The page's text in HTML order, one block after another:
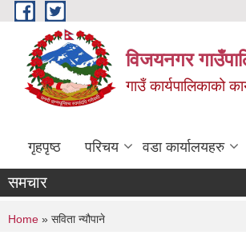
Skip to main content
विजयनगर
गाउँ कार्यपालिकाको
गृहपृष्ठ परिचय वडा कार्यालयहरु
समचार
You are here
Home » सविता न्यौपाने